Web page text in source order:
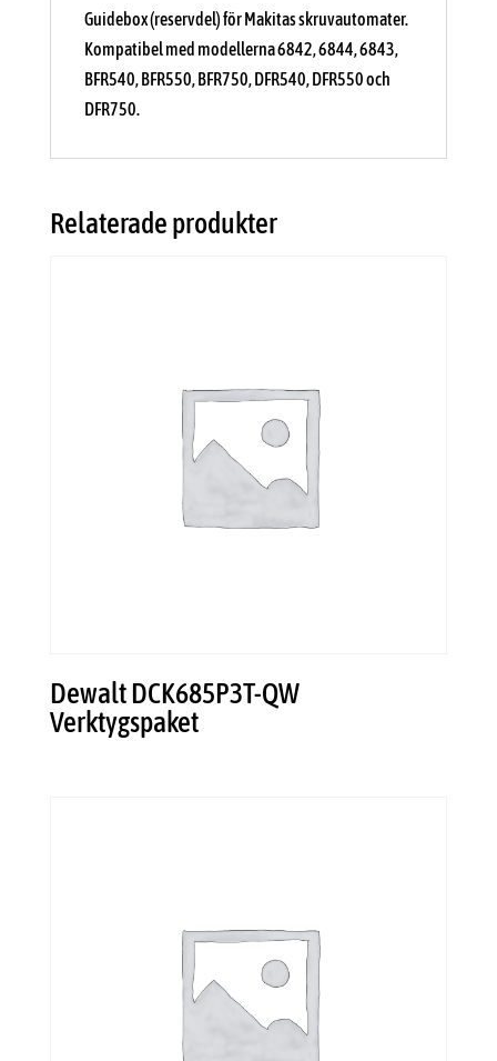
Guidebox (reservdel) för Makitas skruvautomater.
Kompatibel med modellerna 6842, 6844, 6843,
BFR540, BFR550, BFR750, DFR540, DFR550 och
DFR750.
Relaterade produkter
Dewalt DCK685P3T-QW
Verktygspaket